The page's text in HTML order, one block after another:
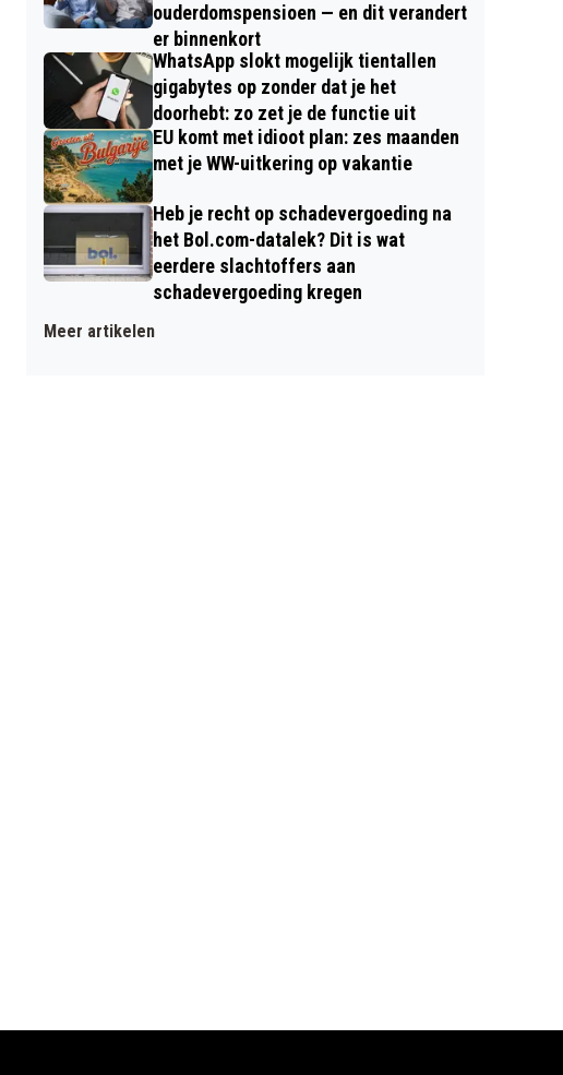
ouderdomspensioen — en dit verandert
er binnenkort
WhatsApp slokt mogelijk tientallen
gigabytes op zonder dat je het
doorhebt: zo zet je de functie uit
EU komt met idioot plan: zes maanden
met je WW-uitkering op vakantie
Heb je recht op schadevergoeding na
het Bol.com-datalek? Dit is wat
eerdere slachtoffers aan
schadevergoeding kregen
Meer artikelen